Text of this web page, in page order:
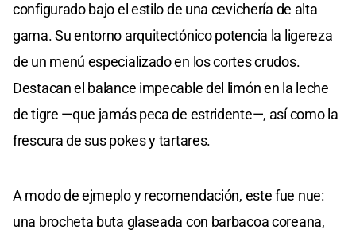
configurado bajo el estilo de una cevichería de alta
gama. Su entorno arquitectónico potencia la ligereza
de un menú especializado en los cortes crudos.
Destacan el balance impecable del limón en la leche
de tigre —que jamás peca de estridente—, así como la
frescura de sus pokes y tartares.
A modo de ejmeplo y recomendación, este fue nue:
una brocheta buta glaseada con barbacoa coreana,